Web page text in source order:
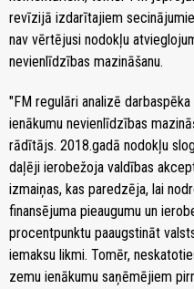
revīzijā izdarītajiem
nav vērtējusi nodokļu
nevienlīdzības mazināšanu.
"FM regulāri analizē
ienākumu nevienlīdzības
rādītājs. 2018.gadā nodokļu
daļēji ierobežoja valdības
izmaiņas, kas paredzēja, lai
finansējuma pieaugumu un
procentpunktu paaugstināt
iemaksu likmi. Tomēr,
zemu ienākumu saņēmējiem